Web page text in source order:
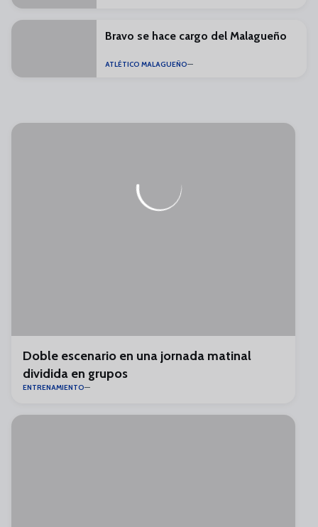
Bravo se hace cargo del Malagueño
ATLÉTICO MALAGUEÑO
Doble escenario en una jornada matinal
dividida en grupos
ENTRENAMIENTO